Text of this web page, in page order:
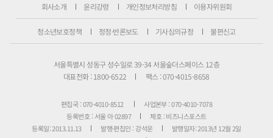
회사소개 윤리강령 개인정보처리방침 이용자위원회
청소년보호정책 정정·반론보도 기사심의규정 불편신고
서울특별시 성동구 성수일로 39-34 서울숲더스페이스 12층
대표전화 : 1800-6522
팩스 : 070-4015-8658
편집국 : 070-4010-8512
사업본부 : 070-4010-7078
등록번호 : 서울 아 02897
제호 : 비즈니스포스트
등록일: 2013.11.13
발행·편집인 : 강석운
발행일자: 2013년 12월 2일